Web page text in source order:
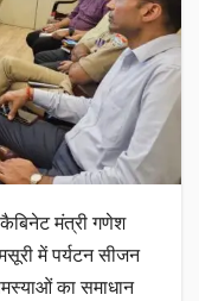
मंत्री गणेश
में पर्यटन सीजन
का समाधान